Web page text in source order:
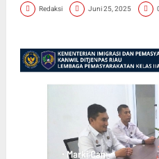
Redaksi Juni 25, 2025